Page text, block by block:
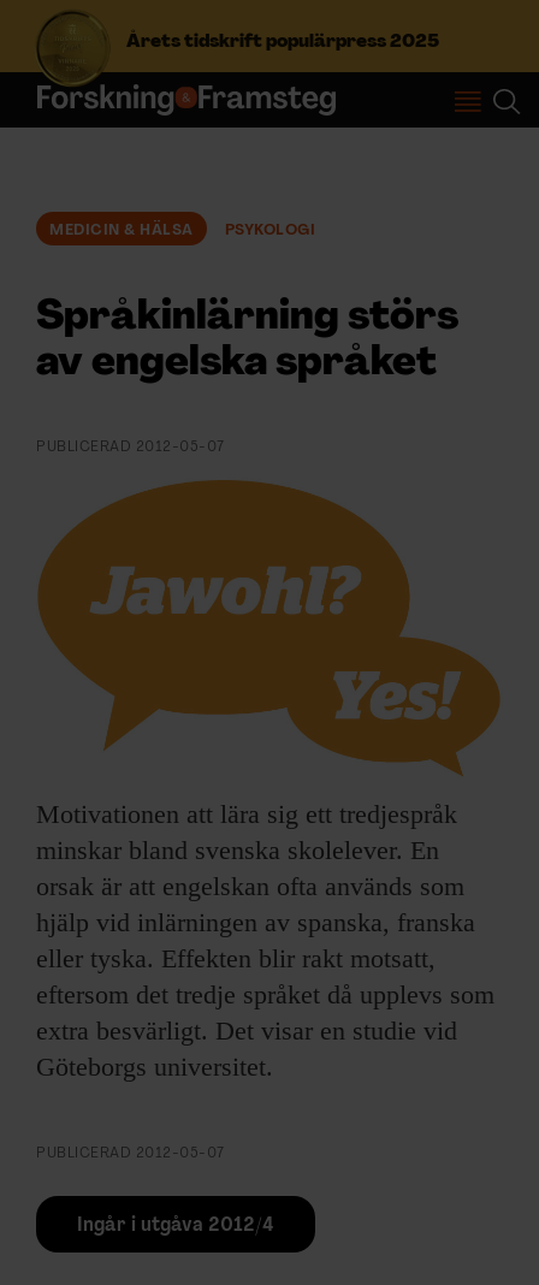
Årets tidskrift populärpress 2025
S
f
r
:
Logga in
ARKIV & E-TIDNING
LYSSNA/PODD
EVENEMANG & RESOR
SHOP
KONTAKTA F&F
PRENUMERERA PÅ F&F
ANNONSERA I F&F
OM F&F
MEDICIN & HÄLSA PSYKOLOGI
Språkinlärning störs
av engelska språket
PUBLICERAD 2012-05-07
Motivationen att lära sig ett tredjespråk
minskar bland svenska skolelever. En
orsak är att engelskan ofta används som
hjälp vid inlärningen av spanska, franska
eller tyska. Effekten blir rakt motsatt,
eftersom det tredje språket då upplevs som
extra besvärligt. Det visar en studie vid
Göteborgs universitet.
PUBLICERAD 2012-05-07
Ingår i utgåva 2012/4